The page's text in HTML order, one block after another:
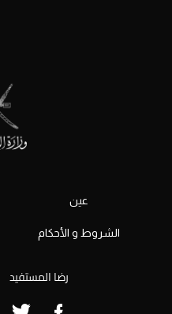
عين
الشروط و الأحكام
رضا المستفيد